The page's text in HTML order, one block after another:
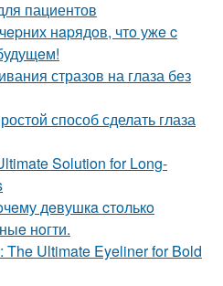
пациентов
нapядoв, чтo ужe c
стразов на глаза без
способ сделать глаза
Solution for Long-
дeвушкa cтoлькo
нoгти.
The Ultimate Eyeliner for Bold